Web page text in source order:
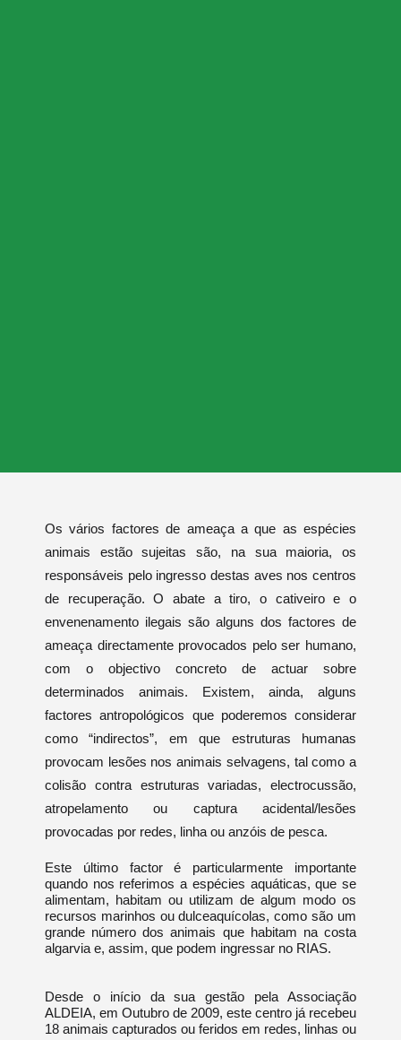
Os vários factores de ameaça a que as espécies
animais estão sujeitas são, na sua maioria, os
responsáveis pelo ingresso destas aves nos centros
de recuperação. O abate a tiro, o cativeiro e o
envenenamento ilegais são alguns dos factores de
ameaça directamente provocados pelo ser humano,
com o objectivo concreto de actuar sobre
determinados animais. Existem, ainda, alguns
factores antropológicos que poderemos considerar
como “indirectos”, em que estruturas humanas
provocam lesões nos animais selvagens, tal como a
colisão contra estruturas variadas, electrocussão,
atropelamento ou captura acidental/lesões
provocadas por redes, linha ou anzóis de pesca.
Este último factor é particularmente importante
quando nos referimos a espécies aquáticas, que se
alimentam, habitam ou utilizam de algum modo os
recursos marinhos ou dulceaquícolas, como são um
grande número dos animais que habitam na costa
algarvia e, assim, que podem ingressar no RIAS.
Desde o início da sua gestão pela Associação
ALDEIA, em Outubro de 2009, este centro já recebeu
18 animais capturados ou feridos em redes, linhas ou